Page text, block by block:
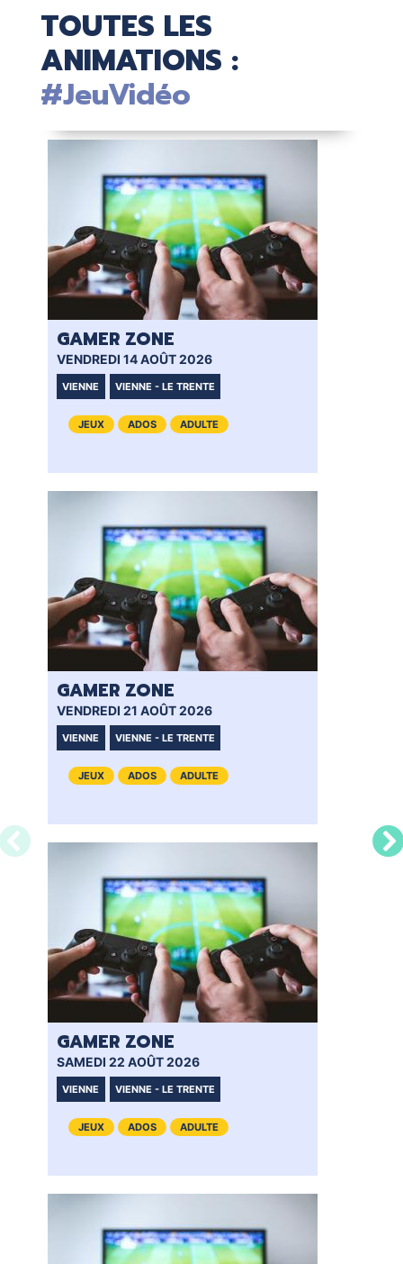
TOUTES LES
ANIMATIONS :
#JeuVidéo
GAMER ZONE
VENDREDI 14 AOÛT 2026
VIENNE VIENNE - LE TRENTE
JEUX ADOS ADULTE
GAMER ZONE
VENDREDI 21 AOÛT 2026
VIENNE VIENNE - LE TRENTE
JEUX ADOS ADULTE
GAMER ZONE
SAMEDI 22 AOÛT 2026
VIENNE VIENNE - LE TRENTE
JEUX ADOS ADULTE